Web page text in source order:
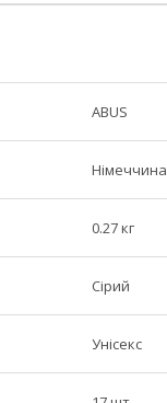
ABUS
Німеччина
0.27 кг
Сірий
Унісекс